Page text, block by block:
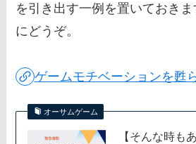
を引き出す一例を置いておき
にどうぞ。
ゲームモチベーションを甦
オーサムゲーム
【そんな時も